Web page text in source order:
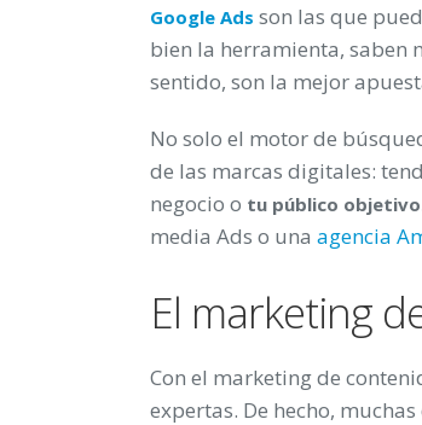
Google Ads son las que
bien la herramienta, saben
sentido, son la mejor
No solo el motor de
de las marcas digitales:
negocio o tu público
media Ads o una agencia
El marketing
Con el marketing de
expertas. De hecho,